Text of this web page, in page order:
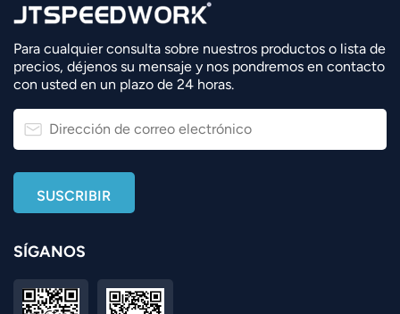
Para cualquier consulta sobre nuestros productos o lista de
precios, déjenos su mensaje y nos pondremos en contacto
con usted en un plazo de 24 horas.
SÍGANOS